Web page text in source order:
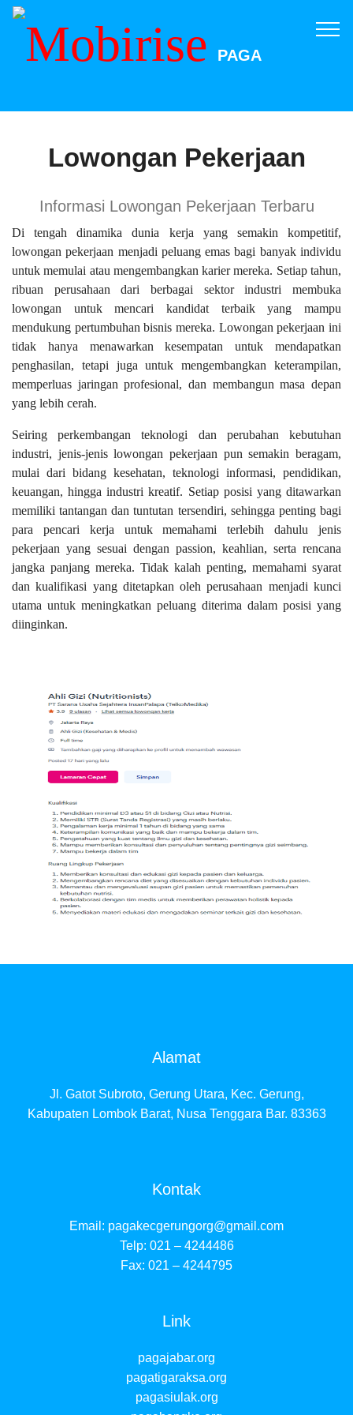
PAGA
Lowongan Pekerjaan
Informasi Lowongan Pekerjaan Terbaru
Di tengah dinamika dunia kerja yang semakin kompetitif,
lowongan pekerjaan menjadi peluang emas bagi banyak individu
untuk memulai atau mengembangkan karier mereka. Setiap tahun,
ribuan perusahaan dari berbagai sektor industri membuka
lowongan untuk mencari kandidat terbaik yang mampu
mendukung pertumbuhan bisnis mereka. Lowongan pekerjaan ini
tidak hanya menawarkan kesempatan untuk mendapatkan
penghasilan, tetapi juga untuk mengembangkan keterampilan,
memperluas jaringan profesional, dan membangun masa depan
yang lebih cerah.
Seiring perkembangan teknologi dan perubahan kebutuhan
industri, jenis-jenis lowongan pekerjaan pun semakin beragam,
mulai dari bidang kesehatan, teknologi informasi, pendidikan,
keuangan, hingga industri kreatif. Setiap posisi yang ditawarkan
memiliki tantangan dan tuntutan tersendiri, sehingga penting bagi
para pencari kerja untuk memahami terlebih dahulu jenis
pekerjaan yang sesuai dengan passion, keahlian, serta rencana
jangka panjang mereka. Tidak kalah penting, memahami syarat
dan kualifikasi yang ditetapkan oleh perusahaan menjadi kunci
utama untuk meningkatkan peluang diterima dalam posisi yang
diinginkan.
DIBUTUHKAN SEGERA TENAGA Ahli
Gizi (Nutritionists)
SYARAT DAN KETENTUAN LIHAT
Alamat
Jl. Gatot Subroto, Gerung Utara, Kec. Gerung,
Kabupaten Lombok Barat, Nusa Tenggara Bar. 83363
Kontak
Email: pagakecgerungorg@gmail.com
Telp: 021 – 4244486
Fax: 021 – 4244795
Link
pagajabar.org
pagatigaraksa.org
pagasiulak.org